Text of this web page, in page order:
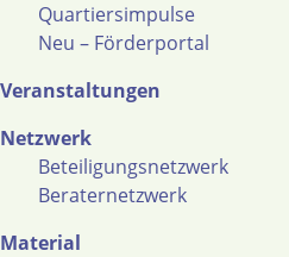
Quartiersimpulse
Neu – Förderportal
Veranstaltungen
Netzwerk
Beteiligungsnetzwerk
Beraternetzwerk
Material